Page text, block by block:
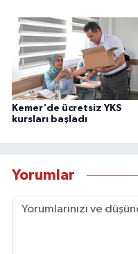
Kemer'de ücretsiz YKS
kursları başladı
Yorumlar